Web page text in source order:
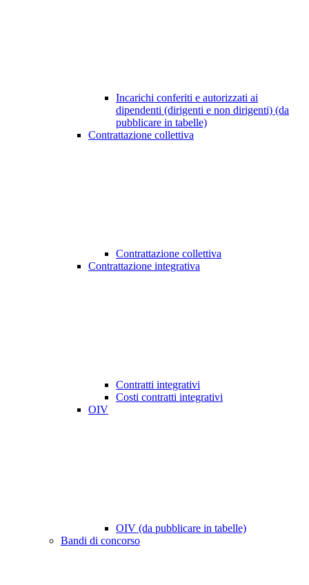
Incarichi conferiti e autorizzati ai
dipendenti (dirigenti e non dirigenti) (da
pubblicare in tabelle)
Contrattazione collettiva
Contrattazione collettiva
Contrattazione integrativa
Contratti integrativi
Costi contratti integrativi
OIV
OIV (da pubblicare in tabelle)
Bandi di concorso